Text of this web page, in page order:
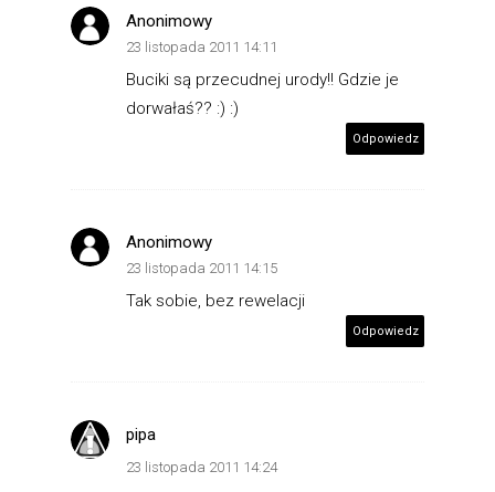
Anonimowy
23 listopada 2011 14:11
Buciki są przecudnej urody!! Gdzie je
dorwałaś?? :) :)
Odpowiedz
Anonimowy
23 listopada 2011 14:15
Tak sobie, bez rewelacji
Odpowiedz
pipa
23 listopada 2011 14:24